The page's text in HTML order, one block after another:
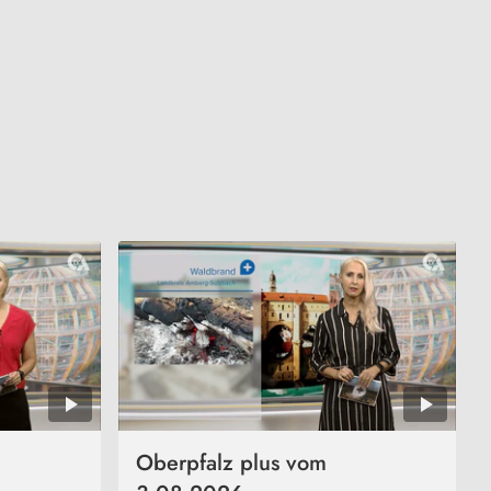
Oberpfalz plus vom